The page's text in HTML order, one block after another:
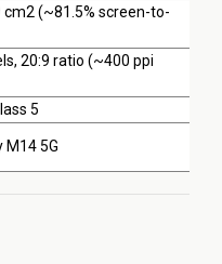
cm2 (~81.5% screen-to-
20:9 ratio (~400 ppi
5
M14 5G